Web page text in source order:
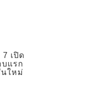
เปิด
แรก
ใหม่